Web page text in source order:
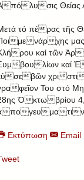
πόλυσις Θείας
τό πέρας τῆς
μενάρχης μας
ρου καί τῶν
βουλίων καί
σεβῶν χριστι
φεῖον Του στό
Ὀκτωβρίου 4,
πογευματι
Εκτύπωση Email